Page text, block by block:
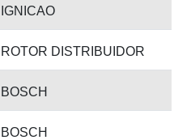
IGNICAO
ROTOR DISTRIBUIDOR
BOSCH
BOSCH